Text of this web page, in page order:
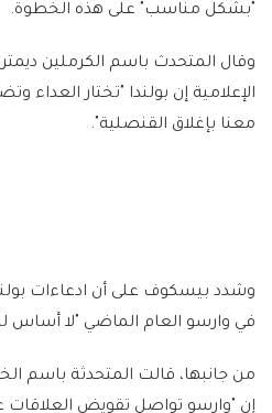
"بشكل مناسب" على هذه الخطوة.
وقال المتحدث باسم الكرملين
الإعلامية إن بولندا "تختار العداء
معنا بإغلاق القنصلية".
وشدد بيسكوف على أن ادعاءات
في وارسو العام الماضي "لا أساس
من جانبها، قالت المتحدثة باسم
إن "وارسو تواصل تقويض